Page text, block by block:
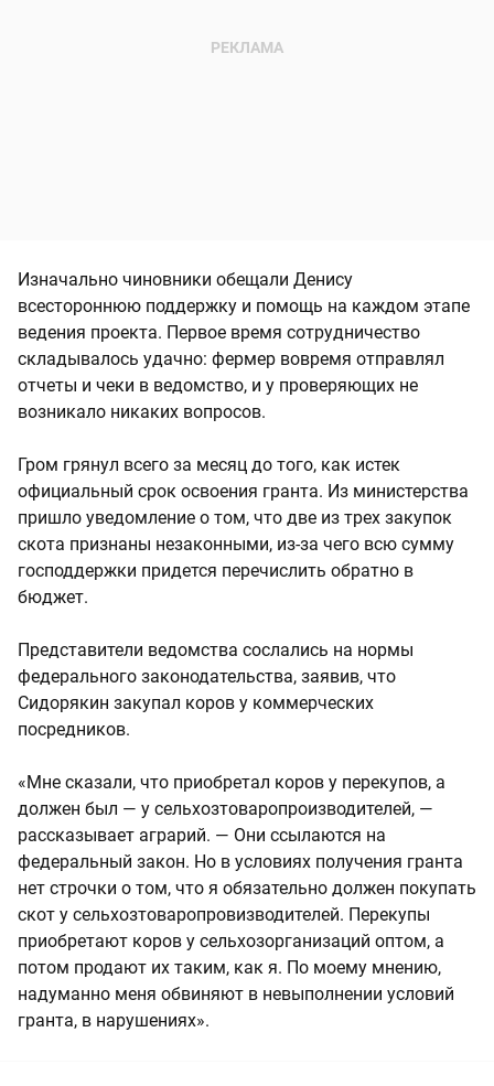
Изначально чиновники обещали Денису
всестороннюю поддержку и помощь на каждом этапе
ведения проекта. Первое время сотрудничество
складывалось удачно: фермер вовремя отправлял
отчеты и чеки в ведомство, и у проверяющих не
возникало никаких вопросов.
Гром грянул всего за месяц до того, как истек
официальный срок освоения гранта. Из министерства
пришло уведомление о том, что две из трех закупок
скота признаны незаконными, из-за чего всю сумму
господдержки придется перечислить обратно в
бюджет.
Представители ведомства сослались на нормы
федерального законодательства, заявив, что
Сидорякин закупал коров у коммерческих
посредников.
«Мне сказали, что приобретал коров у перекупов, а
должен был — у сельхозтоваропроизводителей, —
рассказывает аграрий. — Они ссылаются на
федеральный закон. Но в условиях получения гранта
нет строчки о том, что я обязательно должен покупать
скот у сельхозтоваропровизводителей. Перекупы
приобретают коров у сельхозорганизаций оптом, а
потом продают их таким, как я. По моему мнению,
надуманно меня обвиняют в невыполнении условий
гранта, в нарушениях».